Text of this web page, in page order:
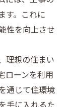
す。これに
性を向上させ
理想の住まい
ローンを利用
通じて住環境